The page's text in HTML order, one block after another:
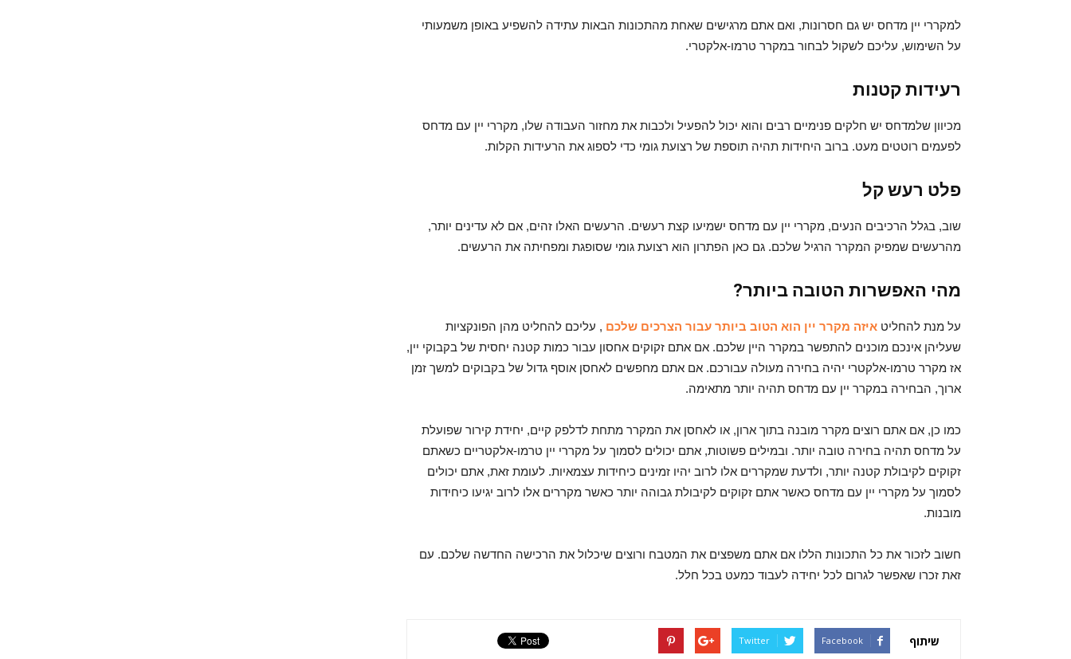
למקררי יין מדחס יש גם חסרונות, ואם אתם מרגישים שאחת מהתכונות הבאות עתידה להשפיע באופן משמעותי
על השימוש, עליכם לשקול לבחור במקרר טרמו-אלקטרי.
רעידות קטנות
מכיוון שלמדחס יש חלקים פנימיים רבים והוא יכול להפעיל ולכבות את מחזור העבודה שלו, מקררי יין עם מדחס
לפעמים רוטטים מעט. ברוב היחידות תהיה תוספת של רצועת גומי כדי לספוג את הרעידות הקלות.
פלט רעש קל
שוב, בגלל הרכיבים הנעים, מקררי יין עם מדחס ישמיעו קצת רעשים. הרעשים האלו זהים, אם לא עדינים יותר,
מהרעשים שמפיק המקרר הרגיל שלכם. גם כאן הפתרון הוא רצועת גומי שסופגת ומפחיתה את הרעשים.
מהי האפשרות הטובה ביותר?
על מנת להחליט איזה מקרר יין הוא הטוב ביותר עבור הצרכים שלכם , עליכם להחליט מהן הפונקציות
שעליהן אינכם מוכנים להתפשר במקרר היין שלכם. אם אתם זקוקים אחסון עבור כמות קטנה יחסית של בקבוקי יין,
אז מקרר טרמו-אלקטרי יהיה בחירה מעולה עבורכם. אם אתם מחפשים לאחסן אוסף גדול של בקבוקים למשך זמן
ארוך, הבחירה במקרר יין עם מדחס תהיה יותר מתאימה.
כמו כן, אם אתם רוצים מקרר מובנה בתוך ארון, או לאחסן את המקרר מתחת לדלפק קיים, יחידת קירור שפועלת
על מדחס תהיה בחירה טובה יותר. ובמילים פשוטות, אתם יכולים לסמוך על מקררי יין טרמו-אלקטריים כשאתם
זקוקים לקיבולת קטנה יותר, ולדעת שמקררים אלו לרוב יהיו זמינים כיחידות עצמאיות. לעומת זאת, אתם יכולים
לסמוך על מקררי יין עם מדחס כאשר אתם זקוקים לקיבולת גבוהה יותר כאשר מקררים אלו לרוב יגיעו כיחידות
מובנות.
חשוב לזכור את כל התכונות הללו אם אתם משפצים את המטבח ורוצים שיכלול את הרכישה החדשה שלכם. עם
זאת זכרו שאפשר לגרום לכל יחידה לעבוד כמעט בכל חלל.
שיתוף Facebook
Twitter